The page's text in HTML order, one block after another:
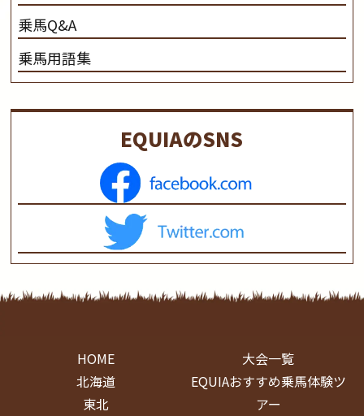
乗馬Q&A
乗馬用語集
EQUIAのSNS
HOME
北海道
東北
大会一覧
EQUIAおすすめ乗馬体験ツ
アー